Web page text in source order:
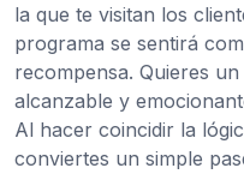
la que te visitan los
programa se sentirá
recompensa. Quieres
alcanzable y
Al hacer coincidir la
conviertes un simple